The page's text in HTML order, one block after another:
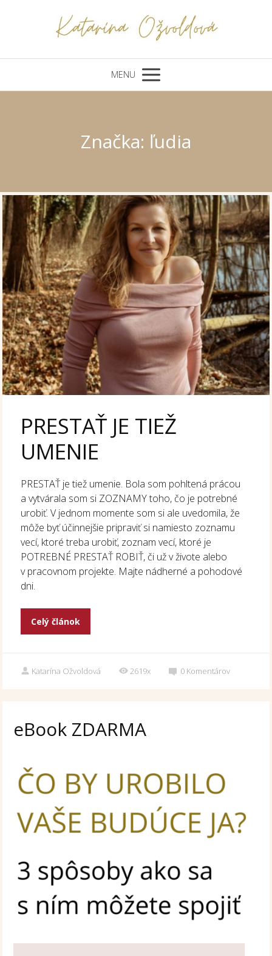
MENU
Značka: ľudia
PRESTAŤ JE TIEŽ
UMENIE
PRESTAŤ je tiež umenie. Bola som pohltená prácou
a vytvárala som si ZOZNAMY toho, čo je potrebné
urobiť. V jednom momente som si ale uvedomila, že
môže byť účinnejšie pripraviť si namiesto zoznamu
vecí, ktoré treba urobiť, zoznam vecí, ktoré je
POTREBNÉ PRESTAŤ ROBIŤ, či už v živote alebo
v pracovnom projekte. Majte nádherné a pohodové
dni.
Celý článok
Katarína Ožvoldová 2619x 0 Komentárov
eBook ZDARMA